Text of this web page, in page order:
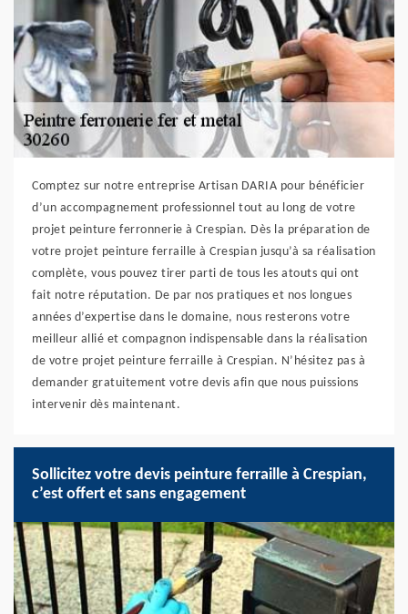
Comptez sur notre entreprise Artisan DARIA pour bénéficier
d’un accompagnement professionnel tout au long de votre
projet peinture ferronnerie à Crespian. Dès la préparation de
votre projet peinture ferraille à Crespian jusqu’à sa réalisation
complète, vous pouvez tirer parti de tous les atouts qui ont
fait notre réputation. De par nos pratiques et nos longues
années d’expertise dans le domaine, nous resterons votre
meilleur allié et compagnon indispensable dans la réalisation
de votre projet peinture ferraille à Crespian. N’hésitez pas à
demander gratuitement votre devis afin que nous puissions
intervenir dès maintenant.
Sollicitez votre devis peinture ferraille à Crespian,
c’est offert et sans engagement